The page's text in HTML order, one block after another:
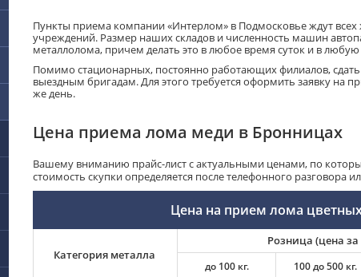
Пункты приема компании «Интерлом» в Подмосковье ждут
учреждений. Размер наших складов и численность машин
металлолома, причем делать это в любое время суток и в любую
Помимо стационарных, постоянно работающих филиалов,
выездным бригадам. Для этого требуется оформить заявку на
же день.
Цена приема лома меди в Бронницах
Вашему вниманию прайс-лист с актуальными ценами, по
стоимость скупки определяется после телефонного разговора
Цена на прием лома
Категория металла
Розница (цена за
до 100 кг. 100 до 500 кг.